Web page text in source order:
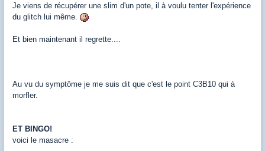
Je viens de récupérer une slim d'un pote, il à voulu tenter l'expérience
du glitch lui même.
Et bien maintenant il regrette....
Au vu du symptôme je me suis dit que c'est le point C3B10 qui à
morfler.
ET BINGO!
voici le masacre :